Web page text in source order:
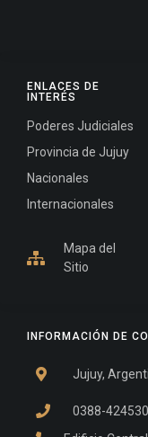
INFORMACIÓN DE
Jujuy,
0388-
ENLACES DE
INTERÉS
Poderes Judiciales
Provincia de Jujuy
Nacionales
Internacionales
Mapa del
Sitio